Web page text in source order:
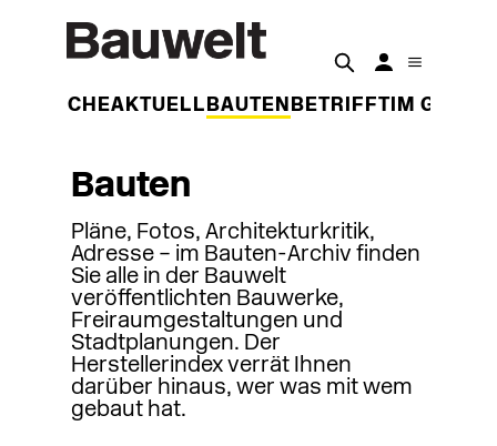
WOCHEAKTUELL BAUTEN BETRIFFT IM
Bauten
Pläne, Fotos, Architekturkritik,
Adresse – im Bauten-Archiv finden
Sie alle in der Bauwelt
veröffentlichten Bauwerke,
Freiraumgestaltungen und
Stadtplanungen. Der
Herstellerindex verrät Ihnen
darüber hinaus, wer was mit wem
gebaut hat.